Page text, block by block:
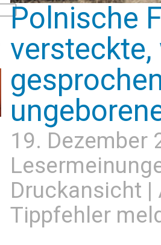
Polnische
19. Dezember
Druckansicht |
Tippfehler